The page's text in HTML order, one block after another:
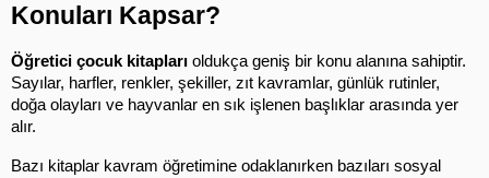
Konuları Kapsar?
Öğretici çocuk kitapları oldukça geniş bir konu alanına sahiptir.
Sayılar, harfler, renkler, şekiller, zıt kavramlar, günlük rutinler,
doğa olayları ve hayvanlar en sık işlenen başlıklar arasında yer
alır.
Bazı kitaplar kavram öğretimine odaklanırken bazıları sosyal